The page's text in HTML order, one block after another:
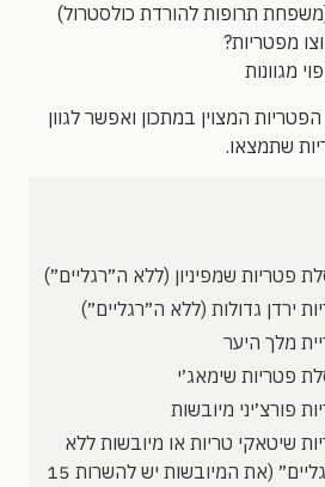
תרופות להורדת כולסטרול)
מפטריות?
מגוונות
המצוין במתכון ואפשר לגוון
שתמצאו.
פטריות שמפיניון (ללא ה״רגליים״)
ירדן גדולות (ללא ה״רגליים״)
מלך היער
פטריות שימאג׳י
פורצ׳יני מיובשות
שיטאקי טריות או מיובשות ללא
ה״רגליים״ (את המיובשות יש להשרות 15